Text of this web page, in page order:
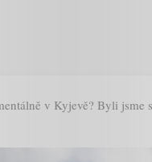
v Kyjevě? Byli jsme